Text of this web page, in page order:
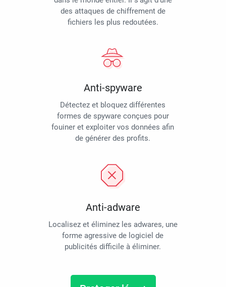
des attaques de chiffrement de
fichiers les plus redoutées.
Anti-spyware
Détectez et bloquez différentes
formes de spyware conçues pour
fouiner et exploiter vos données afin
de générer des profits.
Anti-adware
Localisez et éliminez les adwares, une
forme agressive de logiciel de
publicités difficile à éliminer.